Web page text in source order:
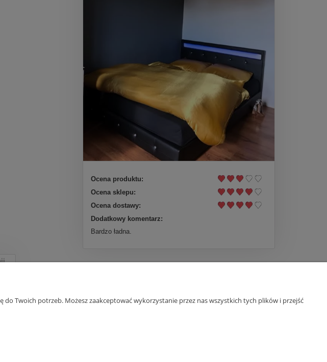
Ocena produktu:
Ocena sklepu:
Ocena dostawy:
Dodatkowy komentarz:
Bardzo ładna.
O nas
Twoich potrzeb. Możesz zaakceptować wykorzystanie przez nas wszystkich tych plików i przejść